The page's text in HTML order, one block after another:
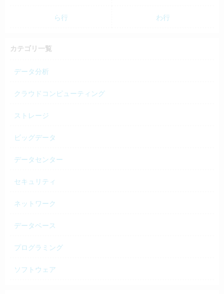
ら行 わ行
カテゴリ一覧
データ分析
クラウドコンピューティング
ストレージ
ビッグデータ
データセンター
セキュリティ
ネットワーク
データベース
プログラミング
ソフトウェア